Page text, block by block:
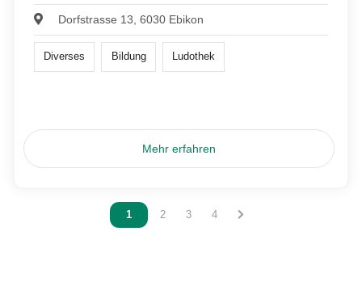
Dorfstrasse 13, 6030 Ebikon
Diverses Bildung Ludothek
Mehr erfahren
Vous êtes sur la page
1 Vous êtes sur la page
2 Vous êtes sur la page
3 Vous êtes sur la page
4